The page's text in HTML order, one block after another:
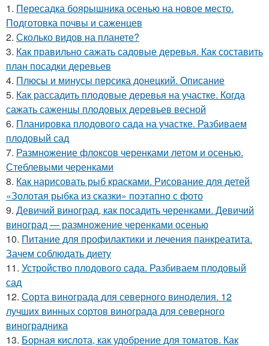
1. Пересадка боярышника осенью на новое место.
Подготовка почвы и саженцев
2. Сколько видов на планете?
3. Как правильно сажать садовые деревья. Как составить
план посадки деревьев
4. Плюсы и минусы персика донецкий. Описание
5. Как рассадить плодовые деревья на участке. Когда
сажать саженцы плодовых деревьев весной
6. Планировка плодового сада на участке. Разбиваем
плодовый сад
7. Размножение флоксов черенками летом и осенью.
Стеблевыми черенками
8. Как нарисовать рыб красками. Рисование для детей
«Золотая рыбка из сказки» поэтапно с фото
9. Девичий виноград, как посадить черенками. Девичий
виноград — размножение черенками осенью
10. Питание для профилактики и лечения панкреатита.
Зачем соблюдать диету
11. Устройство плодового сада. Разбиваем плодовый
сад
12. Сорта винограда для северного виноделия. 12
лучших винных сортов винограда для северного
виноградника
13. Борная кислота, как удобрение для томатов. Как